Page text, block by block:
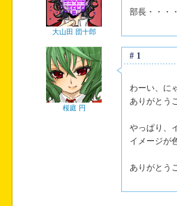
大山田 団十郎
部長・・・
桜庭 円
#1
わーい、に
ありがとう
やっぱり、
イメージが
ありがとう